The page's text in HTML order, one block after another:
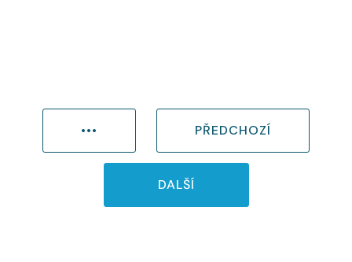
••• PŘEDCHOZÍ
DALŠÍ